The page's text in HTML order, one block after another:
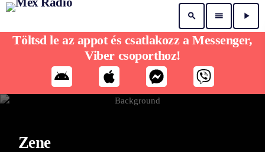
search menu play_arrow
Zene
Töltsd le az appot és csatlakozz a Messenger,
Viber csoporthoz!